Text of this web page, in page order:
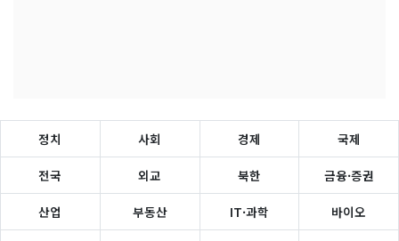
정치 사회 경제 국제
전국 외교 북한 금융·증권
산업 부동산 IT·과학 바이오